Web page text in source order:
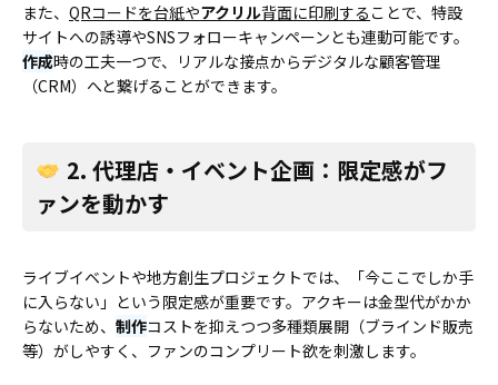
また、 QRコードを台紙やアクリル背面に印刷する ことで、特設
サイトへの誘導やSNSフォローキャンペーンとも連動可能です。
作成時の工夫一つで、リアルな接点からデジタルな顧客管理
（CRM）へと繋げることができます。
2. 代理店・イベント企画：限定感がフ
ァンを動かす
ライブイベントや地方創生プロジェクトでは、「今ここでしか手
に入らない」という限定感が重要です。アクキーは金型代がかか
らないため、 制作コストを抑えつつ多種類展開（ブラインド販売
等）がしやすく、ファンのコンプリート欲を刺激します。